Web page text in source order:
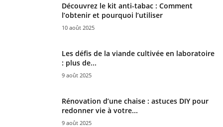
Découvrez le kit anti-tabac : Comment
l’obtenir et pourquoi l’utiliser
10 août 2025
Les défis de la viande cultivée en laboratoire
: plus de...
9 août 2025
Rénovation d’une chaise : astuces DIY pour
redonner vie à votre...
9 août 2025